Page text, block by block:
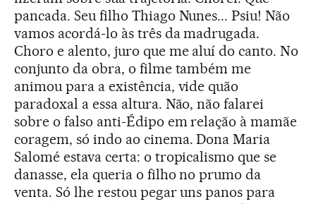
pancada. Seu filho Thiago Nunes... Psiu! Não
vamos acordá-lo às três da madrugada.
Choro e alento, juro que me aluí do canto. No
conjunto da obra, o filme também me
animou para a existência, vide quão
paradoxal a essa altura. Não, não falarei
sobre o falso anti-Édipo em relação à mamãe
coragem, só indo ao cinema. Dona Maria
Salomé estava certa: o tropicalismo que se
danasse, ela queria o filho no prumo da
venta. Só lhe restou pegar uns panos para